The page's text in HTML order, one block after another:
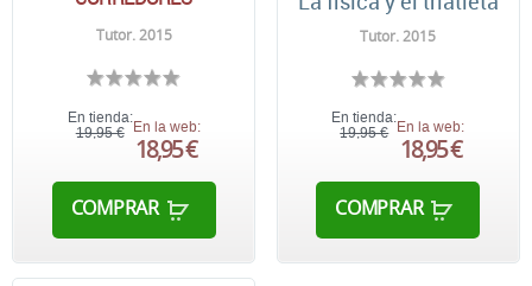
Tutor. 2015
En tienda:
19,95 € En la web:
18,95 €
COMPRAR
Tutor. 2015
En tienda:
19,95 € En la web:
18,95 €
COMPRAR